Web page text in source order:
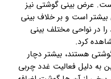
عرض بینی گوشتی نیز
است و بر خلاف بینی
در نواحی مختلف بینی
کرد.
هستند، بیشتر دچار
به دلیل فعالیت غدد چربی